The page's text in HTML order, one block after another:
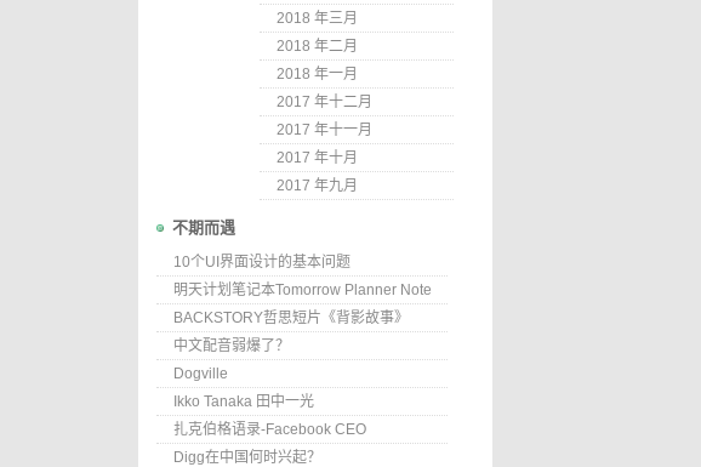
2018 年三月
2018 年二月
2018 年一月
2017 年十二月
2017 年十一月
2017 年十月
2017 年九月
不期而遇
10个UI界面设计的基本问题
明天计划笔记本Tomorrow Planner Note
BACKSTORY哲思短片《背影故事》
中文配音弱爆了？
Dogville
Ikko Tanaka 田中一光
扎克伯格语录-Facebook CEO
Digg在中国何时兴起？